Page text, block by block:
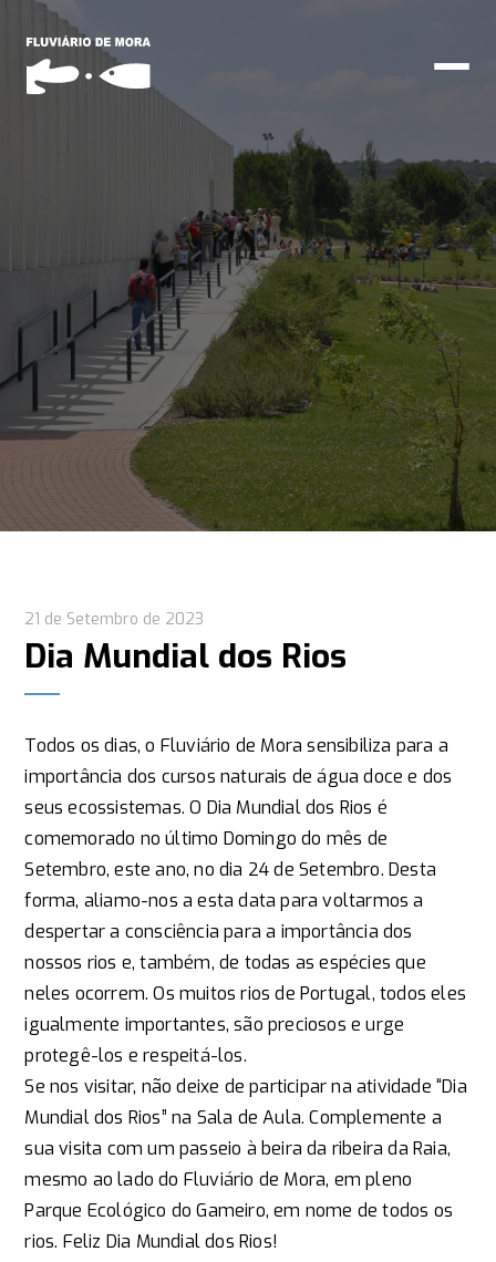
21 de Setembro de 2023
Dia Mundial dos Rios
Todos os dias, o Fluviário de Mora sensibiliza para a
importância dos cursos naturais de água doce e dos
seus ecossistemas. O Dia Mundial dos Rios é
comemorado no último Domingo do mês de
Setembro, este ano, no dia 24 de Setembro. Desta
forma, aliamo-nos a esta data para voltarmos a
despertar a consciência para a importância dos
nossos rios e, também, de todas as espécies que
neles ocorrem. Os muitos rios de Portugal, todos eles
igualmente importantes, são preciosos e urge
protegê-los e respeitá-los.
Se nos visitar, não deixe de participar na atividade “Dia
Mundial dos Rios” na Sala de Aula. Complemente a
sua visita com um passeio à beira da ribeira da Raia,
mesmo ao lado do Fluviário de Mora, em pleno
Parque Ecológico do Gameiro, em nome de todos os
rios. Feliz Dia Mundial dos Rios!